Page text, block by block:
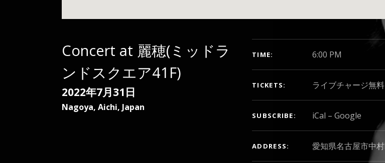
Concert at 麗穂(ミッドラ
ンドスクエア41F)
2022年7月31日
Nagoya, Aichi, Japan
TIME 6:00 PM
TICKETS ライブチャージ無料
SUBSCRIBE iCal Google
ADDRESS